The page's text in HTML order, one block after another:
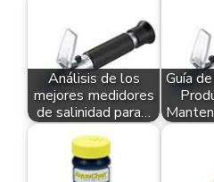
Análisis de los
mejores medidores
de salinidad para…
Guía